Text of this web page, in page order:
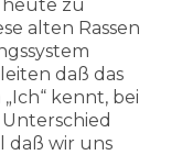
heute zu
alten Rassen
daß das
kennt, bei
daß wir uns